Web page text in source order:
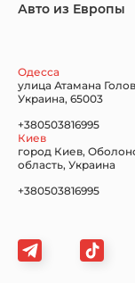
Subaru
Volkswagen
Авто из Европы
Одесса
улица Атамана
Украина, 65003
+380503816995
Киев
город Киев,
область, Украина
+380503816995